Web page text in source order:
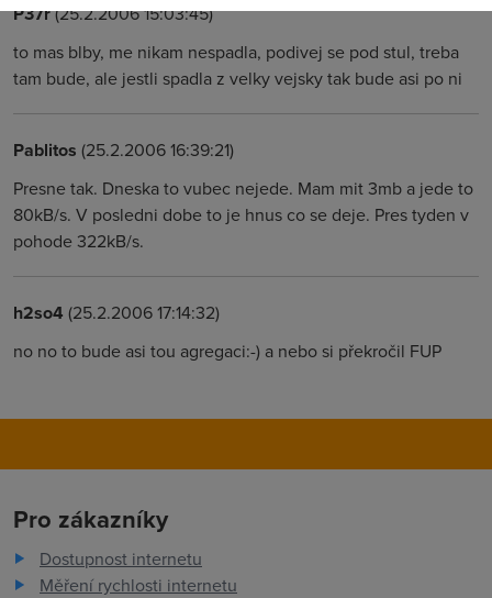
P37r(25.2.2006 15:03:45)
to mas blby, me nikam nespadla, podivej se pod stul, treba
tam bude, ale jestli spadla z velky vejsky tak bude asi po ni
Pablitos (25.2.2006 16:39:21)
Presne tak. Dneska to vubec nejede. Mam mit 3mb a jede to
80kB/s. V posledni dobe to je hnus co se deje. Pres tyden v
pohode 322kB/s.
h2so4 (25.2.2006 17:14:32)
no no to bude asi tou agregaci:-) a nebo si překročil FUP
Pro zákazníky
Dostupnost internetu
Měření rychlosti internetu